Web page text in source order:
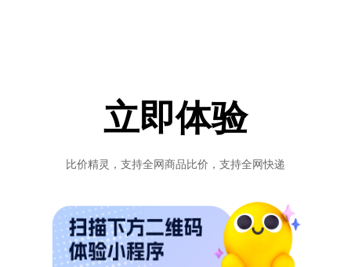
立即体验
比价精灵，支持全网商品比价，支持全网快递